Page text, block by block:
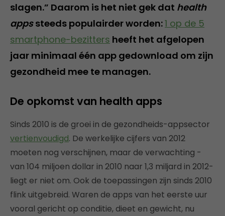
slagen.” Daarom is het niet gek dat health
appssteeds populairder worden:1 op de 5
smartphone-bezitters heeft het afgelopen
jaar minimaal één app gedownload om zijn
gezondheid mee te managen.
De opkomst van health apps
Sinds 2010 is de groei in de gezondheids-appsector
vertienvoudigd. De werkelijke cijfers van 2012
moeten nog verschijnen, maar de verwachting -
van 104 miljoen dollar in 2010 naar 1,3 miljard in 2012-
liegt er niet om. Ook de toepassingen zijn sinds 2010
flink uitgebreid. Waren de apps van het eerste uur
vooral gericht op conditie, dieet en gewicht, nu